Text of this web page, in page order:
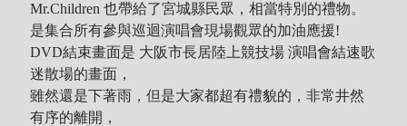
Mr.Children 也帶給了宮城縣民眾，相當特別的禮物。
是集合所有參與巡迴演唱會現場觀眾的加油應援!
DVD結束畫面是 大阪市長居陸上競技場 演唱會結速歌
迷散場的畫面，
雖然還是下著雨，但是大家都超有禮貌的，非常井然
有序的離開，